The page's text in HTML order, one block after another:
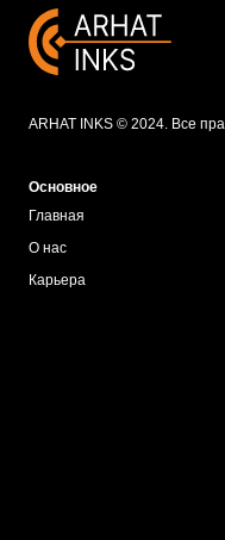
ARHAT INKS © 2024. Все
Основное
Главная
О нас
Карьера